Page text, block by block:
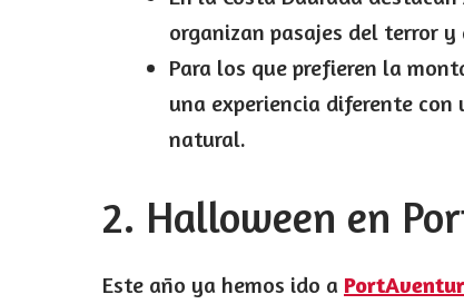
organizan pasajes del terror
Para los que prefieren la
una experiencia diferente
natural.
2. Halloween en
Este año ya hemos ido a